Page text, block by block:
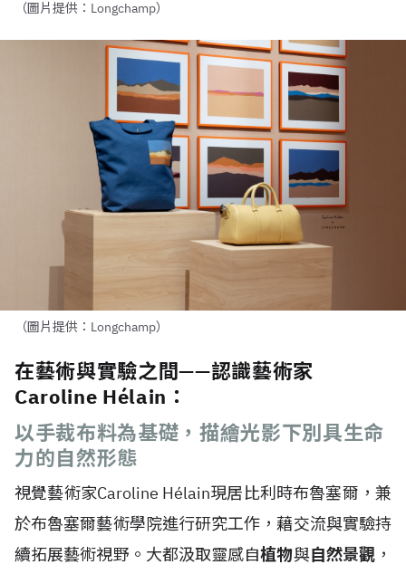
（圖片提供：Longchamp）
（圖片提供：Longchamp）
在藝術與實驗之間——認識藝術家
Caroline Hélain：
以手裁布料為基礎，描繪光影下別具生命
力的自然形態
視覺藝術家Caroline Hélain現居比利時布魯塞爾，兼
於布魯塞爾藝術學院進行研究工作，藉交流與實驗持
續拓展藝術視野。大都汲取靈感自植物與自然景觀 ，